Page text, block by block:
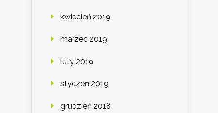
kwiecień 2019
marzec 2019
luty 2019
styczeń 2019
grudzień 2018